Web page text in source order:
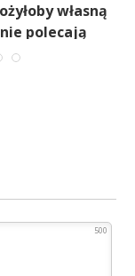
własną
polecają
500